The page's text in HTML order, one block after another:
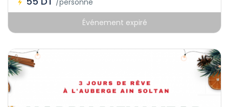
Événement expiré